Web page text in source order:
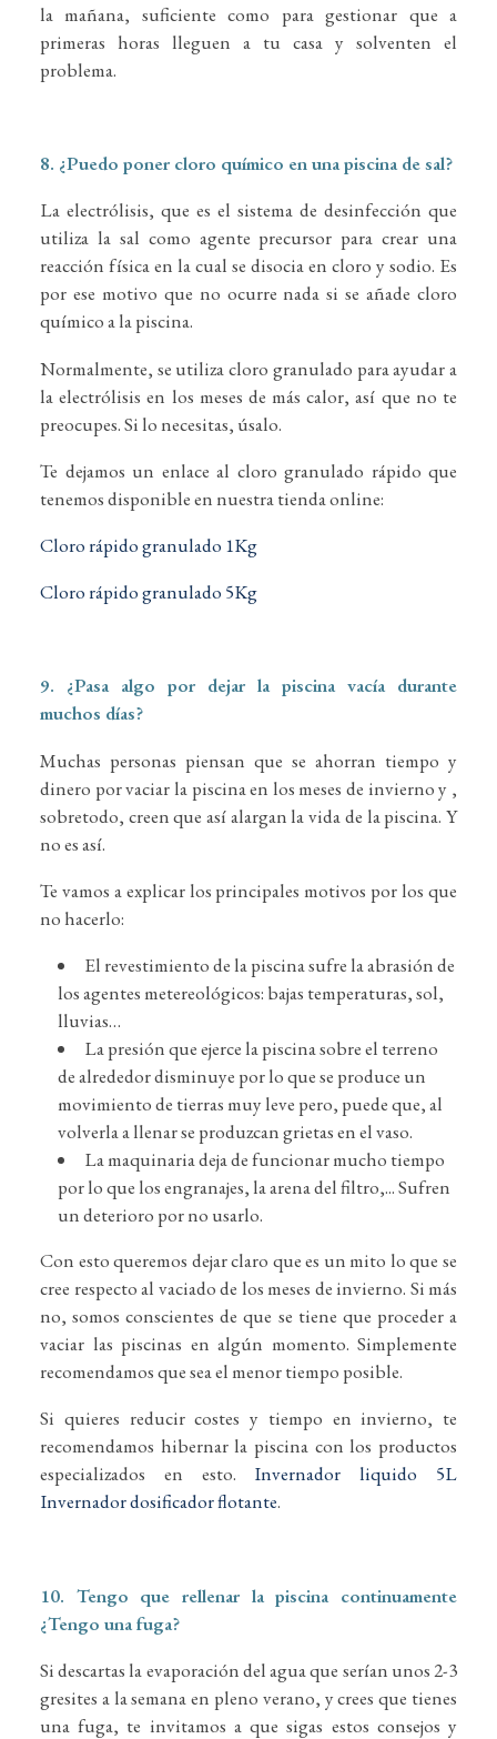
la mañana, suficiente como para gestionar que a
primeras horas lleguen a tu casa y solventen el
problema.
8. ¿Puedo poner cloro químico en una piscina de sal?
La electrólisis, que es el sistema de desinfección que
utiliza la sal como agente precursor para crear una
reacción física en la cual se disocia en cloro y sodio. Es
por ese motivo que no ocurre nada si se añade cloro
químico a la piscina.
Normalmente, se utiliza cloro granulado para ayudar a
la electrólisis en los meses de más calor, así que no te
preocupes. Si lo necesitas, úsalo.
Te dejamos un enlace al cloro granulado rápido que
tenemos disponible en nuestra tienda online:
Cloro rápido granulado 1Kg
Cloro rápido granulado 5Kg
9. ¿Pasa algo por dejar la piscina vacía durante
muchos días?
Muchas personas piensan que se ahorran tiempo y
dinero por vaciar la piscina en los meses de invierno y ,
sobretodo, creen que así alargan la vida de la piscina. Y
no es así.
Te vamos a explicar los principales motivos por los que
no hacerlo:
El revestimiento de la piscina sufre la abrasión de
los agentes metereológicos: bajas temperaturas, sol,
lluvias…
La presión que ejerce la piscina sobre el terreno
de alrededor disminuye por lo que se produce un
movimiento de tierras muy leve pero, puede que, al
volverla a llenar se produzcan grietas en el vaso.
La maquinaria deja de funcionar mucho tiempo
por lo que los engranajes, la arena del filtro,... Sufren
un deterioro por no usarlo.
Con esto queremos dejar claro que es un mito lo que se
cree respecto al vaciado de los meses de invierno. Si más
no, somos conscientes de que se tiene que proceder a
vaciar las piscinas en algún momento. Simplemente
recomendamos que sea el menor tiempo posible.
Si quieres reducir costes y tiempo en invierno, te
recomendamos hibernar la piscina con los productos
especializados en esto. Invernador liquido 5L
Invernador dosificador flotante.
10. Tengo que rellenar la piscina continuamente
¿Tengo una fuga?
Si descartas la evaporación del agua que serían unos 2-3
gresites a la semana en pleno verano, y crees que tienes
una fuga, te invitamos a que sigas estos consejos y